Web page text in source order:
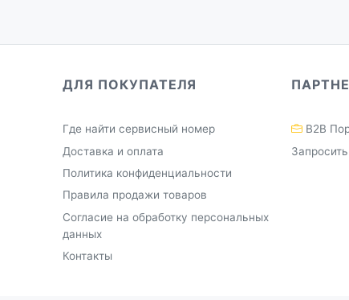
ДЛЯ ПОКУПАТЕЛЯ
Где найти сервисный номер
Доставка и оплата
Политика конфиденциальности
Правила продажи товаров
Согласие на обработку персональных
данных
Контакты
B2B